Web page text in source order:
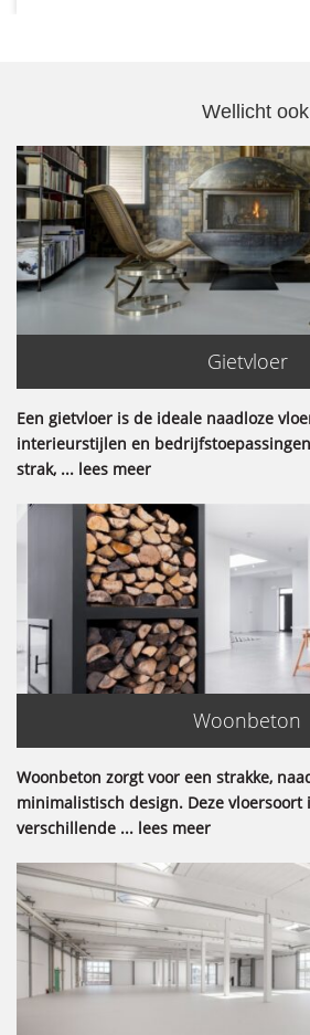
Wellicht
Gietvloer
Een gietvloer is de ideale naadloze
interieurstijlen en
strak, ... lees meer
Woonbeton
Woonbeton zorgt voor een strakke,
minimalistisch design. Deze vloersoort
verschillende ... lees meer